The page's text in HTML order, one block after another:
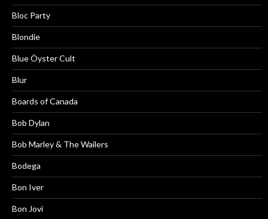
Bloc Party
Blondie
Blue Öyster Cult
Blur
Boards of Canada
Bob Dylan
Bob Marley & The Wailers
Bodega
Bon Iver
Bon Jovi